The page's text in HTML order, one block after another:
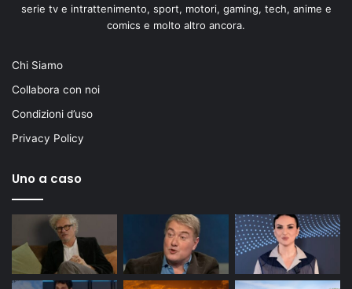
serie tv e intrattenimento, sport, motori, gaming, tech, anime e
comics e molto altro ancora.
Chi Siamo
Collabora con noi
Condizioni d’uso
Privacy Policy
Uno a caso